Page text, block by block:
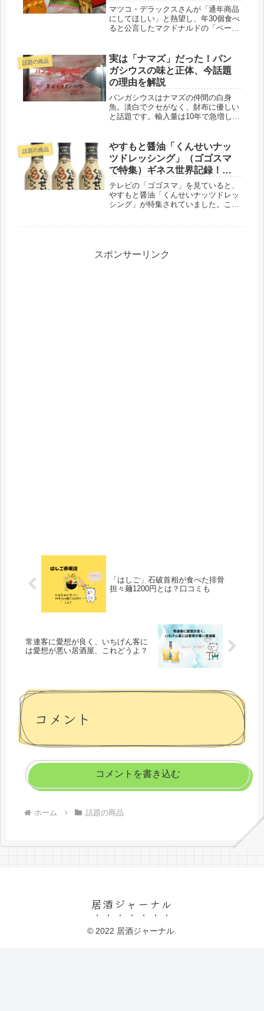
徹底解説
マツコ・デラックスさんが「通年商品
にしてほしい」と熱望し、年30個食べ
ると公言したマクドナルドの「ベーコ
します。果たして美味しいのか？
話題の商品
実は「ナマズ」だった！パン
ガシウスの味と正体、今話題
の理由を解説
パンガシウスはナマズの仲間の白身
魚。淡白でクセがなく、財布に優しい
と話題です。輸入量は10年で急増し、
く解説します。
話題の商品
やすもと醤油「くんせいナッ
ツドレッシング」（ゴゴスマ
で特集）ギネス世界記録！品
切れ！どこで売ってる？
テレビの「ゴゴスマ」を見ていると、
やすもと醤油「くんせいナッツドレッ
シング」が特集されていました。こ
スポンサーリンク
「はしご」石破首相が食べた排骨
担々麺1200円とは？口コミも
常連客に愛想が良く、いちげん客に
は愛想が悪い居酒屋、これどうよ？
コメント
コメントを書き込む
ホーム 話題の商品
居酒ジャーナル
© 2022 居酒ジャーナル.